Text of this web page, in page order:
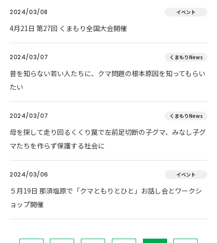
2024/03/08 イベント
4月21日 第27回 くまもり全国大会開催
2024/03/07 くまもりNews
昔を知らない若い人たちに、クマ問題の根本原因を知ってもらい
たい
2024/03/07 くまもりNews
母を探して走り回るくくり罠で左前足切断の子グマ、みなし子グ
マたちを作らず保護する社会に
2024/03/06 イベント
５月19日 那須塩原で「クマともりとひと」お話し会とワークシ
ョップ開催